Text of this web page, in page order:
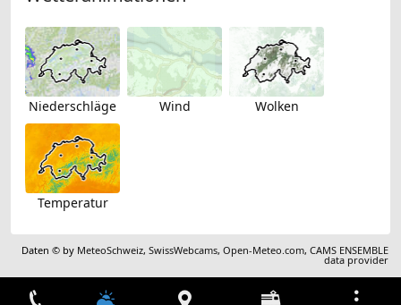
Niederschläge Wind Wolken
Temperatur
Daten © by MeteoSchweiz,SwissWebcams,Open-Meteo.com,CAMS ENSEMBLE
data provider